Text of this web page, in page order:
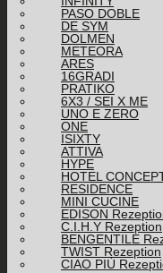
PASO DOBLE
DE SYM
DOLMEN
METEORA
ARES
16GRADI
PRATIKO
6X3 / SEI X ME
UNO E ZERO
ONE
ISIXTY
ATTIVA
HYPE
HOTEL
RESIDENCE
MINI CUCINE
EDISON
C.I.H.Y Rezeption
BENGENTILE
TWIST Rezeption
CIAO PIÙ